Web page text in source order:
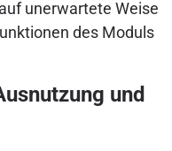
unerwartete Weise
des Moduls
und